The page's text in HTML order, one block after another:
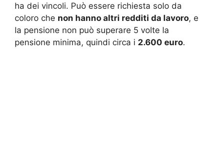
ha dei vincoli. Può essere richiesta solo da
coloro che non hanno altri redditi da lavoro, e
la pensione non può superare 5 volte la
pensione minima, quindi circa i 2.600 euro.